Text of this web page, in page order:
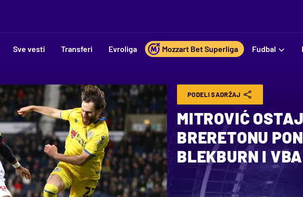
Sve vesti Transferi Evroliga Mozzart Bet Superliga Fudbal
PODELI SADRŽAJ
MITROVIĆ
BRERETONU
BLEKBURN I